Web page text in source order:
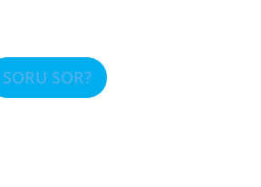
SORU SOR?